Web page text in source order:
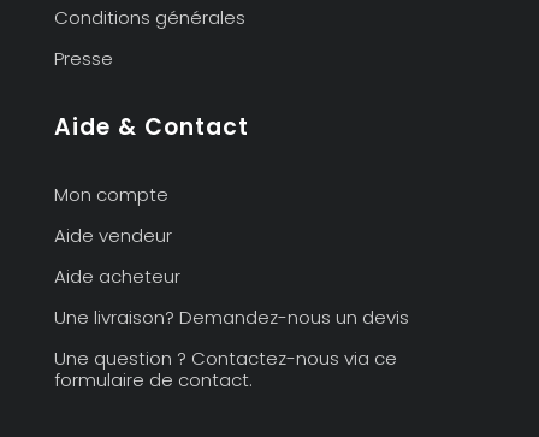
Conditions générales
Presse
Aide & Contact
Mon compte
Aide vendeur
Aide acheteur
Une livraison? Demandez-nous un devis
Une question ? Contactez-nous via ce
formulaire de contact.